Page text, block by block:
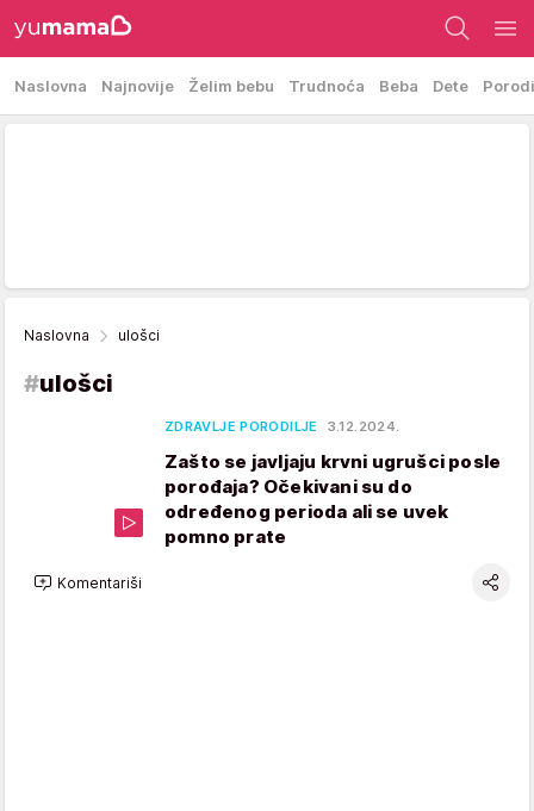
Naslovna Najnovije Želim bebu Trudnoća Beba Dete
Naslovna ulošci
#ulošci
ZDRAVLJE PORODILJE 3.12.2024.
Zašto se javljaju krvni ugrušci posle
porođaja? Očekivani su do
određenog perioda ali se uvek
pomno prate
Komentariši